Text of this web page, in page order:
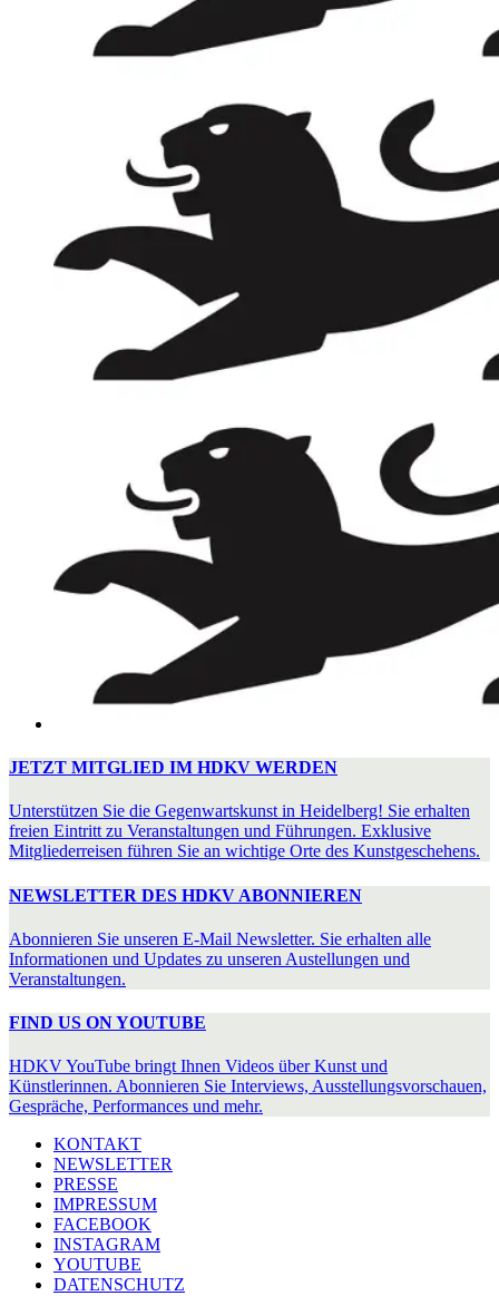
JETZT MITGLIED IM HDKV WERDEN
Unterstützen Sie die Gegenwartskunst in Heidelberg! Sie erhalten
freien Eintritt zu Veranstaltungen und Führungen. Exklusive
Mitgliederreisen führen Sie an wichtige Orte des Kunstgeschehens.
NEWSLETTER DES HDKV ABONNIEREN
Abonnieren Sie unseren E-Mail Newsletter. Sie erhalten alle
Informationen und Updates zu unseren Austellungen und
Veranstaltungen.
FIND US ON YOUTUBE
HDKV YouTube bringt Ihnen Videos über Kunst und
Künstlerinnen. Abonnieren Sie Interviews, Ausstellungsvorschauen,
Gespräche, Performances und mehr.
KONTAKT
NEWSLETTER
PRESSE
IMPRESSUM
FACEBOOK
INSTAGRAM
YOUTUBE
DATENSCHUTZ